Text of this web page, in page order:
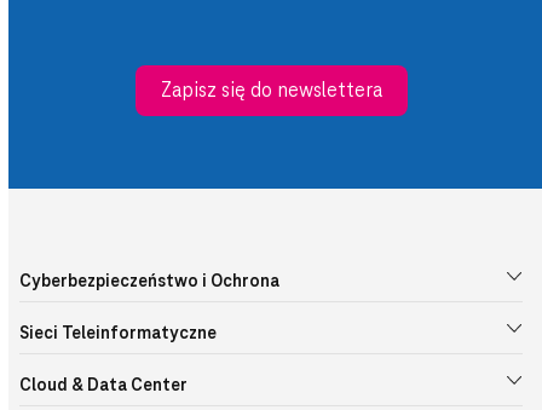
Zapisz się do newslettera
Cyberbezpieczeństwo i Ochrona
Sieci Teleinformatyczne
Cloud & Data Center